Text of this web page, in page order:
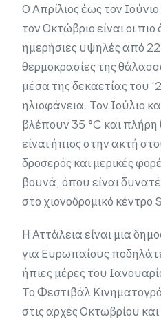
Ο Απρίλιος έως τον
τον Οκτώβριο είναι οι
ημερήσιες υψηλές από
θερμοκρασίες της
μέσα της δεκαετίας του
ηλιοφάνεια. Τον Ιούλιο
βλέπουν 35 °C και
είναι ήπιος στην ακτή
δροσερός και μερικές
βουνά, όπου είναι
στο χιονοδρομικό κέντρο
Η Αττάλεια είναι μια
για Ευρωπαίους
ήπιες μέρες του
Το Φεστιβάλ
στις αρχές Οκτωβρίου